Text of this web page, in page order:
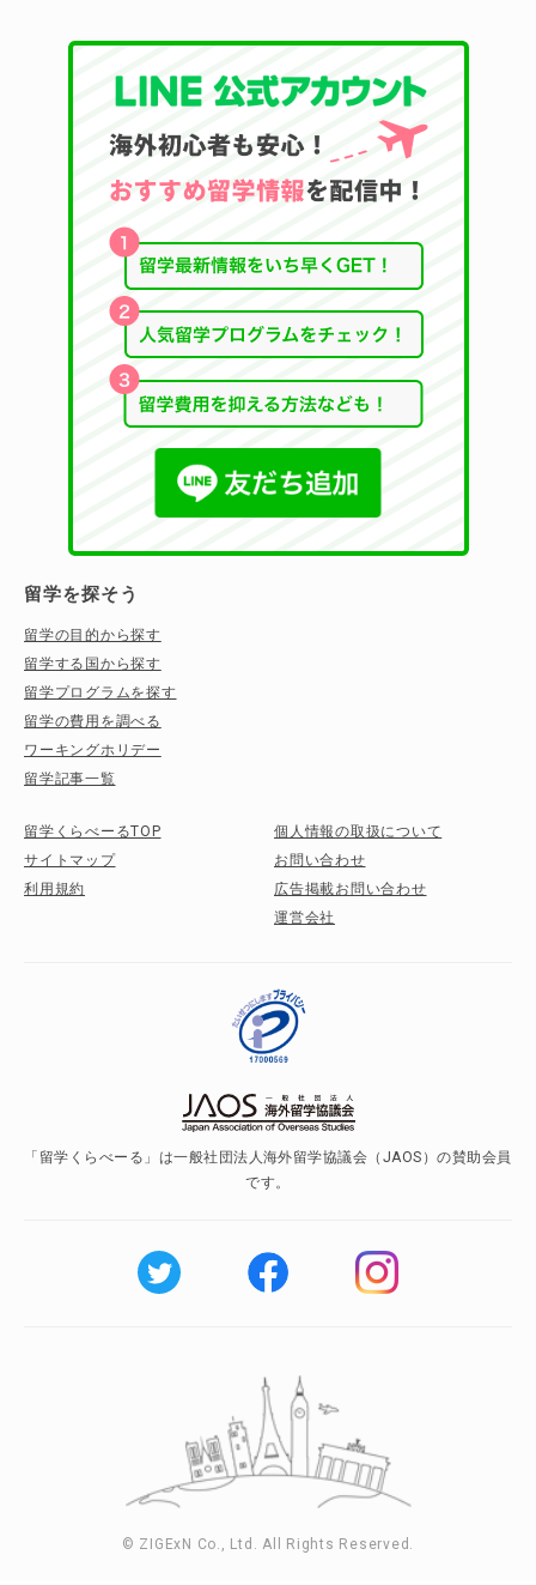
留学を探そう
留学の目的から探す
留学する国から探す
留学プログラムを探す
留学の費用を調べる
ワーキングホリデー
留学記事一覧
留学くらべーるTOP
サイトマップ
利用規約
個人情報の取扱について
お問い合わせ
広告掲載お問い合わせ
運営会社
「留学くらべーる」は一般社団法人海外留学協議会（JAOS）の賛助会員
です。
© ZIGExN Co., Ltd. All Rights Reserved.